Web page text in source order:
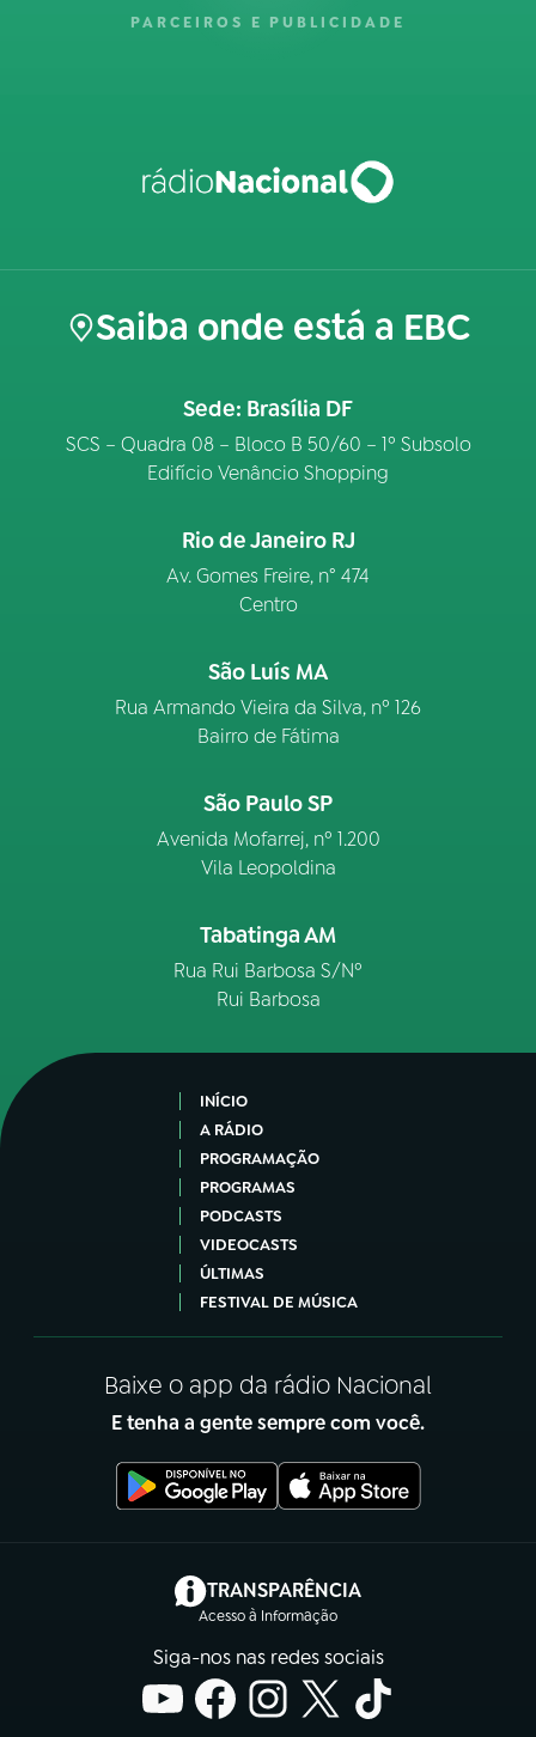
PARCEIROS E PUBLICIDADE
Saiba onde está a EBC
Sede: Brasília DF
SCS – Quadra 08 – Bloco B 50/60 – 1º Subsolo
Edifício Venâncio Shopping
Rio de Janeiro RJ
Av. Gomes Freire, n° 474
Centro
São Luís MA
Rua Armando Vieira da Silva, nº 126
Bairro de Fátima
São Paulo SP
Avenida Mofarrej, nº 1.200
Vila Leopoldina
Tabatinga AM
Rua Rui Barbosa S/Nº
Rui Barbosa
INÍCIO
A RÁDIO
PROGRAMAÇÃO
PROGRAMAS
PODCASTS
VIDEOCASTS
ÚLTIMAS
FESTIVAL DE MÚSICA
Baixe o app da rádio Nacional
E tenha a gente sempre com você.
TRANSPARÊNCIA
Acesso à Informação
(abre em nova aba)
Siga-nos nas redes sociais